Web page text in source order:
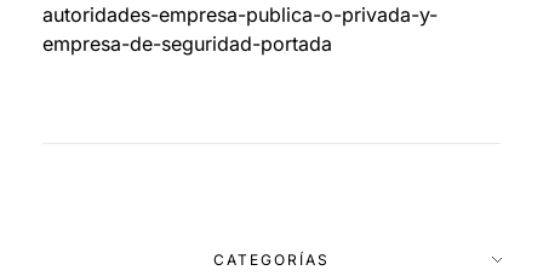
autoridades-empresa-publica-o-privada-y-
empresa-de-seguridad-portada
CATEGORÍAS